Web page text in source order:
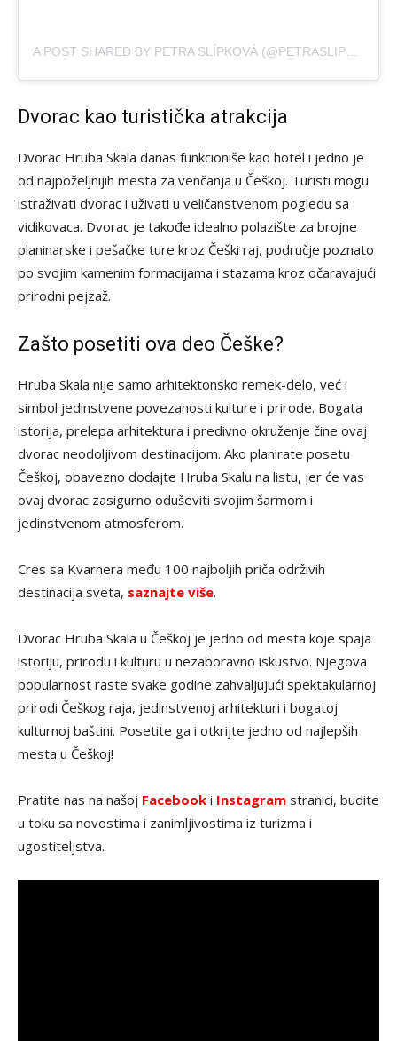
A POST SHARED BY PETRA SLÍPKOVÁ (@PETRASLIPKOVA)
Dvorac kao turistička atrakcija
Dvorac Hruba Skala danas funkcioniše kao hotel i jedno je
od najpoželjnijih mesta za venčanja u Češkoj. Turisti mogu
istraživati dvorac i uživati u veličanstvenom pogledu sa
vidikovaca. Dvorac je takođe idealno polazište za brojne
planinarske i pešačke ture kroz Češki raj, područje poznato
po svojim kamenim formacijama i stazama kroz očaravajući
prirodni pejzaž.
Zašto posetiti ova deo Češke?
Hruba Skala nije samo arhitektonsko remek-delo, već i
simbol jedinstvene povezanosti kulture i prirode. Bogata
istorija, prelepa arhitektura i predivno okruženje čine ovaj
dvorac neodoljivom destinacijom. Ako planirate posetu
Češkoj, obavezno dodajte Hruba Skalu na listu, jer će vas
ovaj dvorac zasigurno oduševiti svojim šarmom i
jedinstvenom atmosferom.
Cres sa Kvarnera među 100 najboljih priča održivih
destinacija sveta, saznajte više.
Dvorac Hruba Skala u Češkoj je jedno od mesta koje spaja
istoriju, prirodu i kulturu u nezaboravno iskustvo. Njegova
popularnost raste svake godine zahvaljujući spektakularnoj
prirodi Češkog raja, jedinstvenoj arhitekturi i bogatoj
kulturnoj baštini. Posetite ga i otkrijte jedno od najlepših
mesta u Češkoj!
Pratite nas na našoj Facebook i Instagram stranici, budite
u toku sa novostima i zanimljivostima iz turizma i
ugostiteljstva.